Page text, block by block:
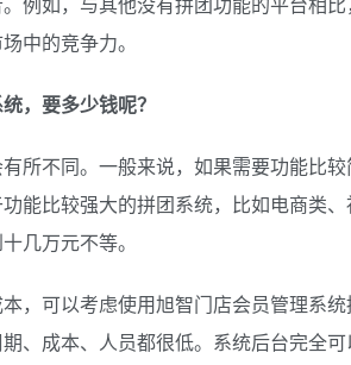
中的竞争力。
，要多少钱呢？
所不同。一般来说，如果需要功能比
能比较强大的拼团系统，比如电商类
几万元不等。
，可以考虑使用旭智门店会员管理系
、成本、人员都很低。系统后台完全